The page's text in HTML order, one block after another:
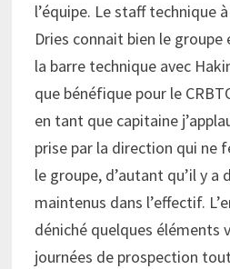
l’équipe. Le staff technique
Dries connait bien le
la barre technique avec
que bénéfique pour le
en tant que capitaine
prise par la direction qui ne
le groupe, d’autant qu’il y a
maintenus dans l’effectif.
déniché quelques éléments
journées de prospection